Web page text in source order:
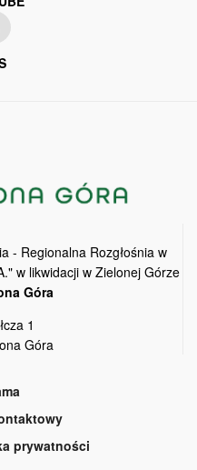
- Regionalna Rozgłośnia w
w likwidacji w Zielonej Górze
Góra
1
Góra
prywatności